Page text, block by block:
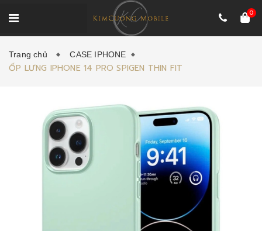
0
Trang chủ CASE IPHONE
ỐP LƯNG IPHONE 14 PRO SPIGEN THIN FIT